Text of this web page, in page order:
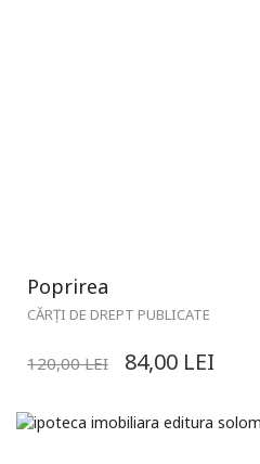
Poprirea
CĂRȚI DE DREPT PUBLICATE
120,00LEI 84,00 LEI